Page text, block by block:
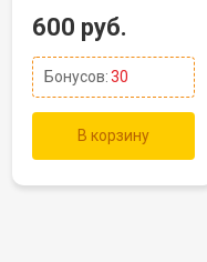
600 руб.
Бонусов:30
В корзину